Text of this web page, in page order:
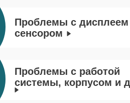
Проблемы с дисплеем
сенсором
Проблемы с работой
системы, корпусом и